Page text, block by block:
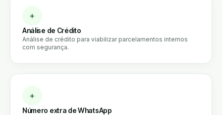
+
Análise de Crédito
Análise de crédito para viabilizar parcelamentos internos
com segurança.
+
Número extra de WhatsApp